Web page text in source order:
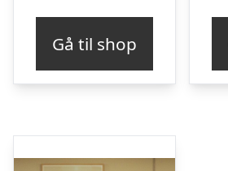
Gå til shop